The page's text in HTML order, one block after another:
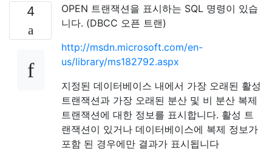
4
OPEN 트랜잭션을 표시하는 SQL 명령이 있습
니다. (DBCC 오픈 트랜)
http://msdn.microsoft.com/en-
us/library/ms182792.aspx
지정된 데이터베이스 내에서 가장 오래된 활성
트랜잭션과 가장 오래된 분산 및 비 분산 복제
트랜잭션에 대한 정보를 표시합니다. 활성 트
랜잭션이 있거나 데이터베이스에 복제 정보가
포함 된 경우에만 결과가 표시됩니다